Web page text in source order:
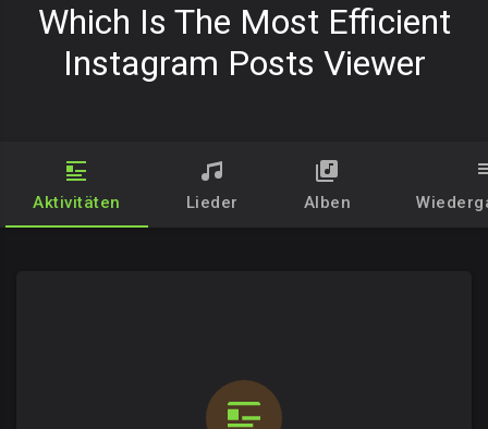
Which Is The Most Efficient
Instagram Posts Viewer
Aktivitäten Lieder Alben